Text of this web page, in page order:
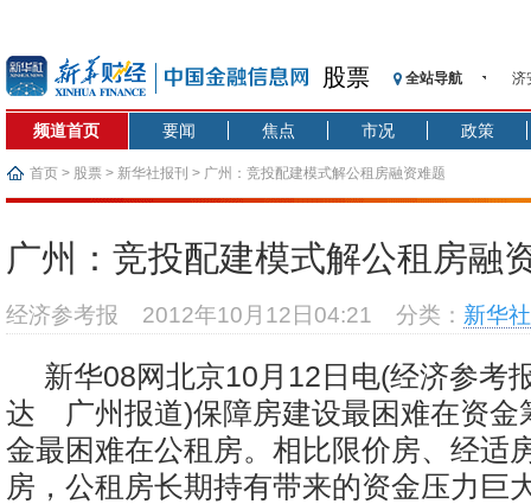
股票 全站导航
济
【
济
在
基
恒
频道首页 要闻 焦点 市况 政策
首页 > 股票 > 新华社报刊 > 广州：竞投配建模式解公租房融资难题
广州：竞投配建模式解公租房融
经济参考报 2012年10月12日04:21 分类： 新华
新华08网北京10月12日电(经济参
达 广州报道)保障房建设最困难在资金
金最困难在公租房。相比限价房、经适
房，公租房长期持有带来的资金压力巨